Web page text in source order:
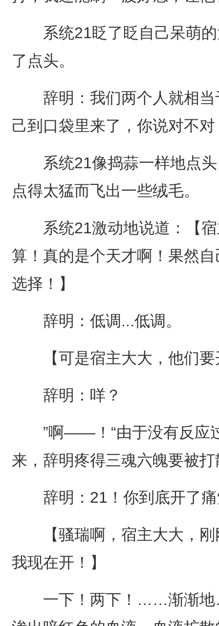
系统21眨了眨自己呆萌的
了点头。
辞明：我们两个人就相当
己到口袋里来了，你说对不对
系统21像捣蒜一样地点头
点得太猛而飞出一些绒毛。
系统21激动地说道：【宿
算！真的是个天才啊！果然
选择！】
辞明：低调...低调。
【可是宿主大大，他们要
辞明：咩？
”啊——！“由于没有反应过
来，辞明疼得三魂六魄要被
辞明：21！你到底开了痛
【骚瑞啊，宿主大大，刚
我现在开！】
一下！两下！……渐渐地